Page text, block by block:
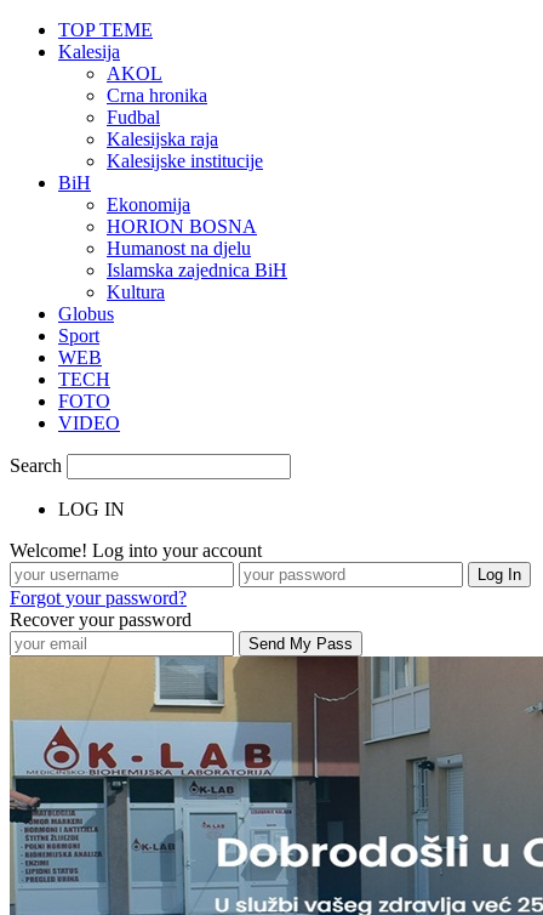
TOP TEME
Kalesija
AKOL
Crna hronika
Fudbal
Kalesijska raja
Kalesijske institucije
BiH
Ekonomija
HORION BOSNA
Humanost na djelu
Islamska zajednica BiH
Kultura
Globus
Sport
WEB
TECH
FOTO
VIDEO
Search
LOG IN
Welcome! Log into your account
Forgot your password?
Recover your password